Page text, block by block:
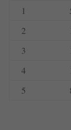
1
2
3
4
5